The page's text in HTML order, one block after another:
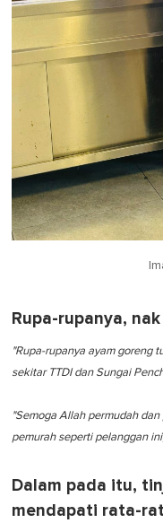
Rupa-rupanya,
"Rupa-rupanya ayam goreng
sekitar TTDI dan Sungai
"Semoga Allah permudah
pemurah seperti pelanggan
Dalam pada itu,
mendapati rata-